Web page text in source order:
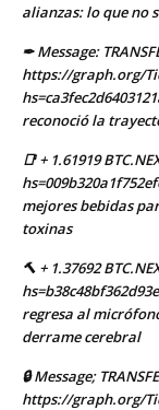
alianzas: lo que no
✒ Message:
https://graph.org/
reconoció la
📑 + 1.61919
mejores bebidas
toxinas
🔨 + 1.37692
regresa al
derrame cerebral
🔒 Message;
https://graph.org/